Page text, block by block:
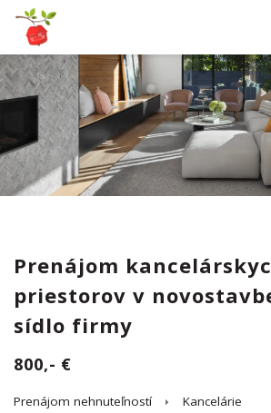
Prenájom
priestorov v
sídlo firmy
800,- €
Prenájom nehnuteľností Kancelárie